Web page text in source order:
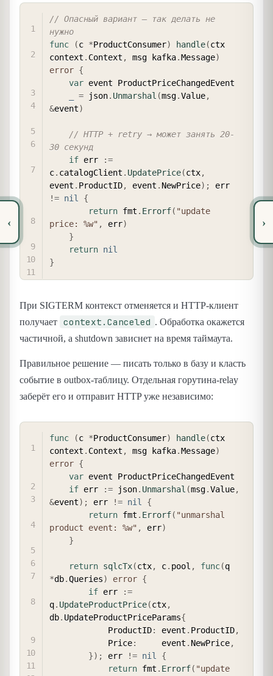
‹
// Опасный вариант — так делать не
нужно
func
(c *ProductConsumer) handle(ctx
context . Context , msg kafka.Message)
error {
var event ProductPriceChangedEvent
= json. Unmarshal (msg.Value,
&event)
// HTTP + retry → может занять 20-
30 секунд
if err
:=
c. catalogClient . UpdatePrice(ctx,
event . ProductID, event . NewPrice) ;
!= nil
{
return fmt . Errorf( "update
price: %w" , err)
}
return nil
}
При SIGTERM контекст отменяется и HTTP-клиент
получает context.Canceled . Обработка окажется
частичной, а shutdown зависнет на время таймаута.
Правильное решение — писать только в базу и класть
событие в outbox-таблицу. Отдельная горутина-relay
заберёт его и отправит HTTP уже независимо:
func (c *ProductConsumer) handle(ctx
context . Context , msg kafka.Message)
error {
var event ProductPriceChangedEvent
if err := json. Unmarshal (msg.Value,
&event) ; err != nil
{
return fmt . Errorf( "unmarshal
product event: %w" , err)
}
return sqlcTx(ctx, c. pool , func(
*db.Queries) error {
if err
:=
q. UpdateProductPrice(ctx,
db. UpdateProductPriceParams{
            ProductID
: event . ProductID,
            Price
:
     event
. NewPrice,
}) ; err != nil
{
return fmt . Errorf( "update
›